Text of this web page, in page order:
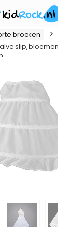
broeken
slip,